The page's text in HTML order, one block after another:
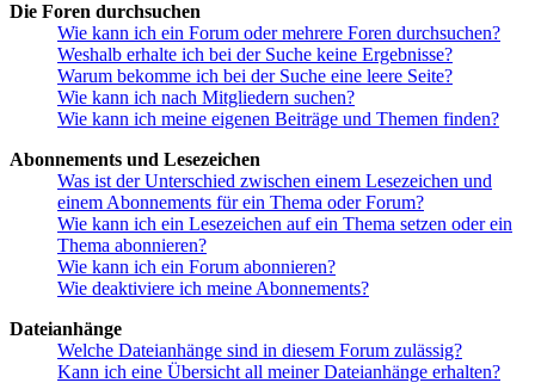
Die Foren durchsuchen
Wie kann ich ein Forum oder mehrere Foren durchsuchen?
Weshalb erhalte ich bei der Suche keine Ergebnisse?
Warum bekomme ich bei der Suche eine leere Seite?
Wie kann ich nach Mitgliedern suchen?
Wie kann ich meine eigenen Beiträge und Themen finden?
Abonnements und Lesezeichen
Was ist der Unterschied zwischen einem Lesezeichen und
einem Abonnements für ein Thema oder Forum?
Wie kann ich ein Lesezeichen auf ein Thema setzen oder ein
Thema abonnieren?
Wie kann ich ein Forum abonnieren?
Wie deaktiviere ich meine Abonnements?
Dateianhänge
Welche Dateianhänge sind in diesem Forum zulässig?
Kann ich eine Übersicht all meiner Dateianhänge erhalten?